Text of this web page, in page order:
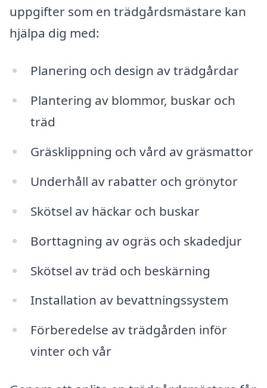
uppgifter som en trädgårdsmästare kan
hjälpa dig med:
Planering och design av trädgårdar
Plantering av blommor, buskar och
träd
Gräsklippning och vård av gräsmattor
Underhåll av rabatter och grönytor
Skötsel av häckar och buskar
Borttagning av ogräs och skadedjur
Skötsel av träd och beskärning
Installation av bevattningssystem
Förberedelse av trädgården inför
vinter och vår